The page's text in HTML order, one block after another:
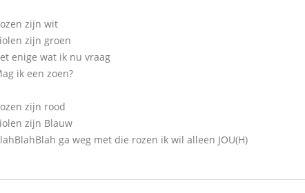
zijn wit
zijn groen
enige wat ik nu vraag
ik een zoen?
zijn rood
zijn Blauw
ga weg met die rozen ik wil alleen JOU(H)